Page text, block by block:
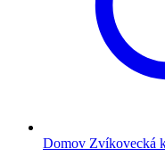
Domov Zvíkovecká